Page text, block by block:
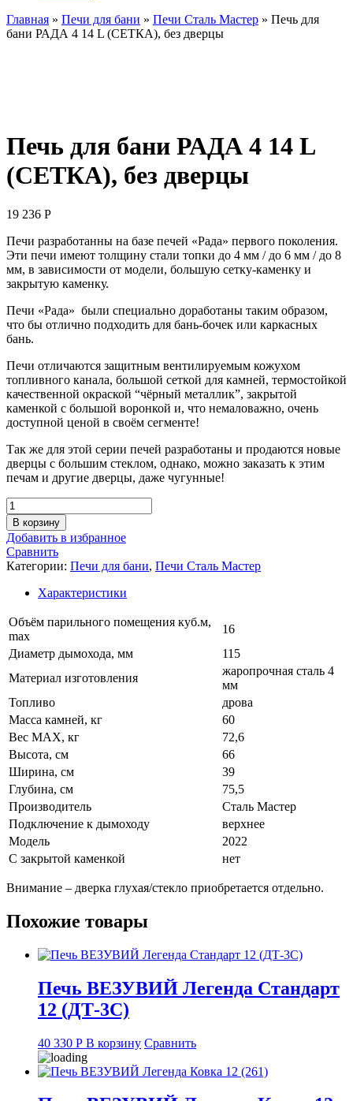
Главная » Печи для бани » Печи Сталь Мастер » Печь для
бани РАДА 4 14 L (СЕТКА), без дверцы
Печь для бани РАДА 4 14 L
(СЕТКА), без дверцы
19 236 Р
Печи разработанны на базе печей «Рада» первого поколения.
Эти печи имеют толщину стали топки до 4 мм / до 6 мм / до 8
мм, в зависимости от модели, большую сетку-каменку и
закрытую каменку.
Печи «Рада» были специально доработаны таким образом,
что бы отлично подходить для бань-бочек или каркасных
бань.
Печи отличаются защитным вентилируемым кожухом
топливного канала, большой сеткой для камней, термостойкой
качественной окраской “чёрный металлик”, закрытой
каменкой с большой воронкой и, что немаловажно, очень
доступной ценой в своём сегменте!
Так же для этой серии печей разработаны и продаются новые
дверцы с большим стеклом, однако, можно заказать к этим
печам и другие дверцы, даже чугунные!
Количество
товара
Печь
для
бани
РАДА
L
(СЕТКА),
дверцы
В корзину
Добавить в избранное
Сравнить
Категории: Печи для бани, Печи Сталь Мастер
Характеристики
Объём парильного помещения куб.м,
max
16
Диаметр дымохода, мм
115
Материал изготовления
жаропрочная сталь 4
мм
Топливо
дрова
Масса камней, кг
60
Вес МАХ, кг
72,6
Высота, см
66
Ширина, см
39
Глубина, см
75,5
Производитель
Сталь Мастер
Подключение к дымоходу
верхнее
Модель
2022
С закрытой каменкой
нет
Внимание – дверка глухая/стекло приобретается отдельно.
Похожие товары
Печь ВЕЗУВИЙ Легенда Стандарт
12 (ДТ-3С)
40 330 Р В корзину Сравнить